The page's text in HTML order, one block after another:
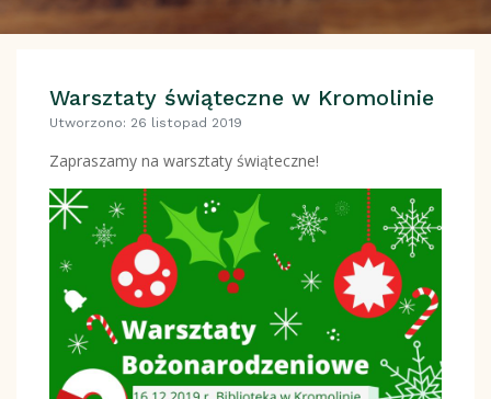
Warsztaty świąteczne w Kromolinie
Utworzono: 26 listopad 2019
Zapraszamy na warsztaty świąteczne!